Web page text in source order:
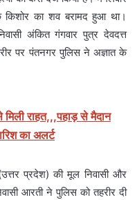
का शव बरामद हुआ था।
अंकित गंगवार पुत्र देवदत्त
पर पंतनगर पुलिस ने अज्ञात के
मिली राहत,,,पहाड़ से मैदान
का अलर्ट
प्रदेश) की मूल निवासी और
आरती ने पुलिस को तहरीर दी